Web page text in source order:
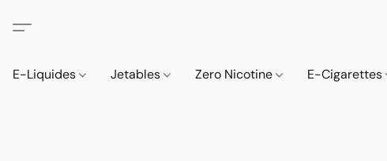
E-Liquides Jetables Zero Nicotine E-Cigarettes